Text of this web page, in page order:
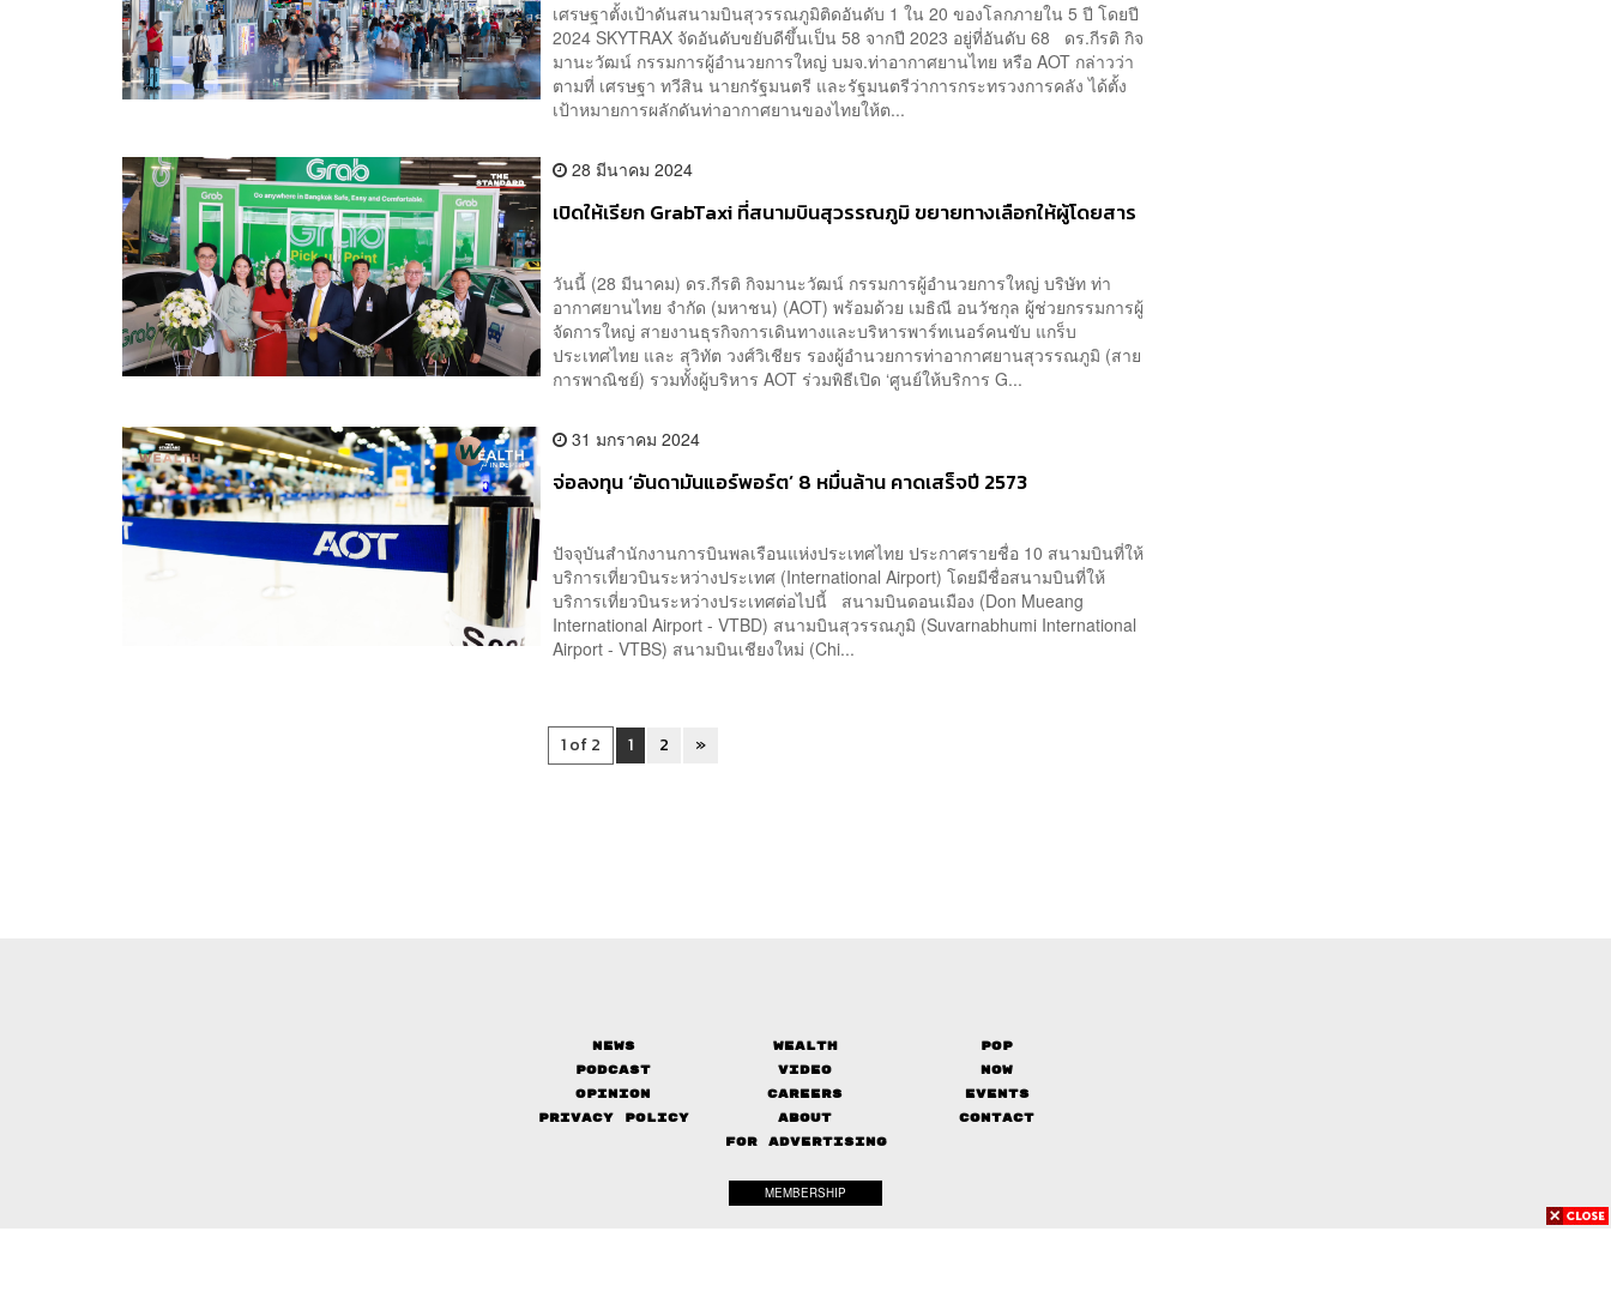
เศรษฐาตั้งเป้าดันสนามบินสุวรรณภูมิติดอันดับ 1 ใน 20 ของโลกภายใน 5 ปี โดยปี
2024 SKYTRAX จัดอันดับขยับดีขึ้นเป็น 58 จากปี 2023 อยู่ที่อันดับ 68 ดร.กีรติ กิจ
มานะวัฒน์ กรรมการผู้อำนวยการใหญ่ บมจ.ท่าอากาศยานไทย หรือ AOT กล่าวว่า
ตามที่ เศรษฐา ทวีสิน นายกรัฐมนตรี และรัฐมนตรีว่าการกระทรวงการคลัง ได้ตั้ง
เป้าหมายการผลักดันท่าอากาศยานของไทยให้ต...
28 มีนาคม 2024
เปิดให้เรียก GrabTaxi ที่สนามบินสุวรรณภูมิ ขยายทางเลือกให้ผู้โดยสาร
วันนี้ (28 มีนาคม) ดร.กีรติ กิจมานะวัฒน์ กรรมการผู้อำนวยการใหญ่ บริษัท ท่า
อากาศยานไทย จำกัด (มหาชน) (AOT) พร้อมด้วย เมธิณี อนวัชกุล ผู้ช่วยกรรมการผู้
จัดการใหญ่ สายงานธุรกิจการเดินทางและบริหารพาร์ทเนอร์คนขับ แกร็บ
ประเทศไทย และ สุวิทัต วงศ์วิเชียร รองผู้อำนวยการท่าอากาศยานสุวรรณภูมิ (สาย
การพาณิชย์) รวมทั้งผู้บริหาร AOT ร่วมพิธีเปิด ‘ศูนย์ให้บริการ G...
31 มกราคม 2024
จ่อลงทุน ‘อันดามันแอร์พอร์ต’ 8 หมื่นล้าน คาดเสร็จปี 2573
ปัจจุบันสำนักงานการบินพลเรือนแห่งประเทศไทย ประกาศรายชื่อ 10 สนามบินที่ให้
บริการเที่ยวบินระหว่างประเทศ (International Airport) โดยมีชื่อสนามบินที่ให้
บริการเที่ยวบินระหว่างประเทศต่อไปนี้ สนามบินดอนเมือง (Don Mueang
International Airport - VTBD) สนามบินสุวรรณภูมิ (Suvarnabhumi International
Airport - VTBS) สนามบินเชียงใหม่ (Chi...
1 of 2 1 2 »
News Wealth
Pop
Podcast
Video
Now
Opinion
Careers
Events
Privacy Policy
About
Contact
FOR ADVERTISING
MEMBERSHIP